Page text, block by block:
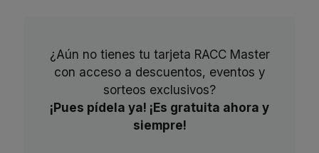
¿Aún no tienes tu tarjeta RACC Master
con acceso a descuentos, eventos y
sorteos exclusivos?
¡Pues pídela ya! ¡Es gratuita ahora y
siempre!